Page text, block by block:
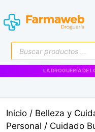
al
contenido
Búsqueda
de
productos
Inicio / Belleza y
Personal / Cuidado